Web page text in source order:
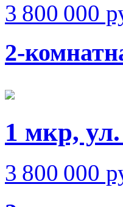
3 800 000
2-
1 мкр,
3 800 000